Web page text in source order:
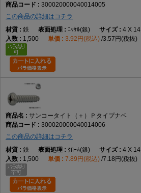
300020000040014005
この商品の詳細はコチラ
鉄
ﾆｯｹﾙ(銀) 4 X 14
1,500
3.92円(税込) 3.57円(税抜)
サンコータイト（＋）Ｐタイプナベ
300020000040014006
この商品の詳細はコチラ
鉄
ｸﾛｰﾑ(銀) 4 X 14
1,500
7.89円(税込) 7.18円(税抜)